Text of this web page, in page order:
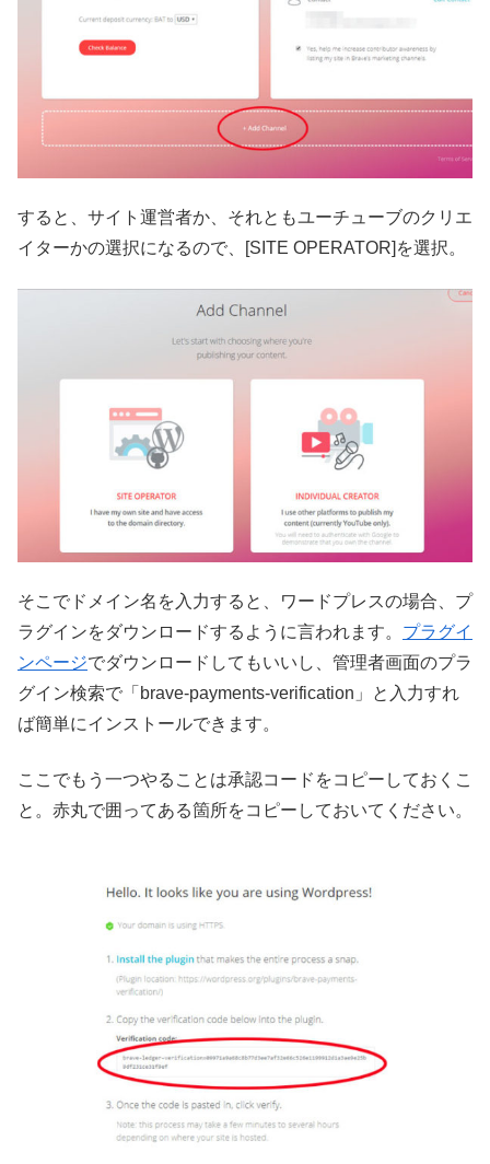
すると、サイト運営者か、それともユーチューブのクリエ
イターかの選択になるので、[SITE OPERATOR]を選択。
そこでドメイン名を入力すると、ワードプレスの場合、プ
ラグインをダウンロードするように言われます。 プラグイ
ンページでダウンロードしてもいいし、管理者画面のプラ
グイン検索で「brave-payments-verification」と入力すれ
ば簡単にインストールできます。
ここでもう一つやることは承認コードをコピーしておくこ
と。赤丸で囲ってある箇所をコピーしておいてください。